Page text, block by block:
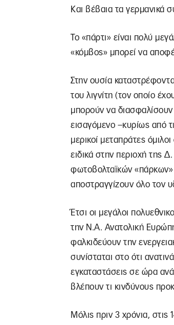
Και βέβαια τα γερμανικά
Το «πάρτι» είναι πολύ
«κόμβος» μπορεί να
Στην ουσία
του λιγνίτη (τον οποίο
μπορούν να διασφαλίσουν
εισαγόμενο –κυρίως από
μερικοί μεταπράτες
ειδικά στην περιοχή της
φωτοβολταϊκών «πάρκων»
αποστραγγίζουν όλο τον
Έτσι οι μεγάλοι
την Ν.Α. Ανατολική Ευρώπη
φαλκιδεύουν την
συνίσταται στο ότι
εγκαταστάσεις σε ώρα
βλέπουν τι κινδύνους
Μόλις πριν 3 χρόνια, στις